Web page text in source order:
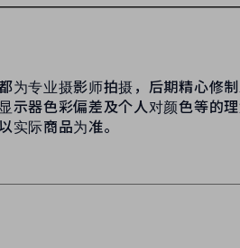
为专业摄影师拍摄，后期精心修
示器色彩偏差及个人对颜色等的
实际商品为准。